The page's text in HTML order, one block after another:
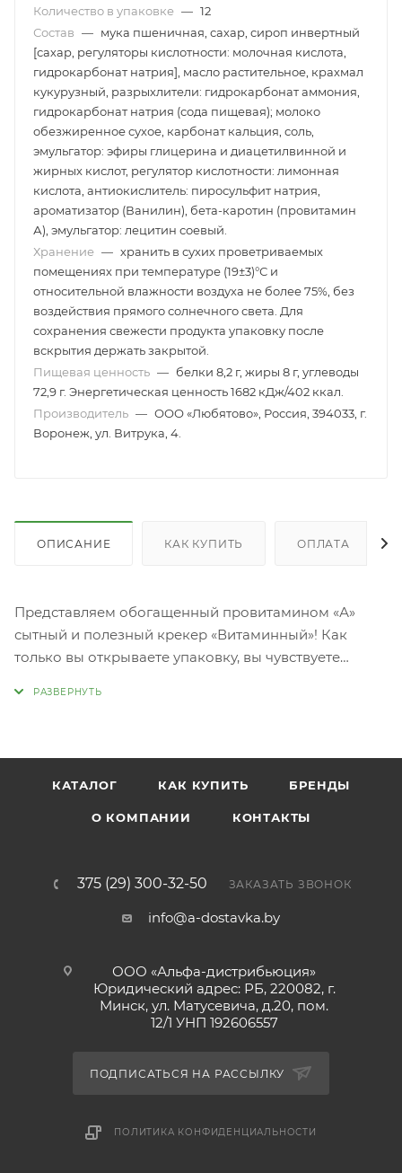
Количество в упаковке — 12
Состав — мука пшеничная, сахар, сироп инвертный
[сахар, регуляторы кислотности: молочная кислота,
гидрокарбонат натрия], масло растительное, крахмал
кукурузный, разрыхлители: гидрокарбонат аммония,
гидрокарбонат натрия (сода пищевая); молоко
обезжиренное сухое, карбонат кальция, соль,
эмульгатор: эфиры глицерина и диацетилвинной и
жирных кислот, регулятор кислотности: лимонная
кислота, антиокислитель: пиросульфит натрия,
ароматизатор (Ванилин), бета-каротин (провитамин
А), эмульгатор: лецитин соевый.
Хранение — хранить в сухих проветриваемых
помещениях при температуре (19±3)°С и
относительной влажности воздуха не более 75%, без
воздействия прямого солнечного света. Для
сохранения свежести продукта упаковку после
вскрытия держать закрытой.
Пищевая ценность — белки 8,2 г, жиры 8 г, углеводы
72,9 г. Энергетическая ценность 1682 кДж/402 ккал.
Производитель — ООО «Любятово», Россия, 394033, г.
Воронеж, ул. Витрука, 4.
ОПИСАНИЕ КАК КУПИТЬ ОПЛАТА
Представляем обогащенный провитамином «А»
сытный и полезный крекер «Витаминный»! Как
только вы открываете упаковку, вы чувствуете
КАТАЛОГ КАК КУПИТЬ БРЕНДЫ
О КОМПАНИИ КОНТАКТЫ
375 (29) 300-32-50 ЗАКАЗАТЬ ЗВОНОК
info@a-dostavka.by
ООО «Альфа-дистрибьюция»
Юридический адрес: РБ, 220082, г.
Минск, ул. Матусевича, д.20, пом.
12/1 УНП 192606557
ПОДПИСАТЬСЯ НА РАССЫЛКУ
ПОЛИТИКА КОНФИДЕНЦИАЛЬНОСТИ